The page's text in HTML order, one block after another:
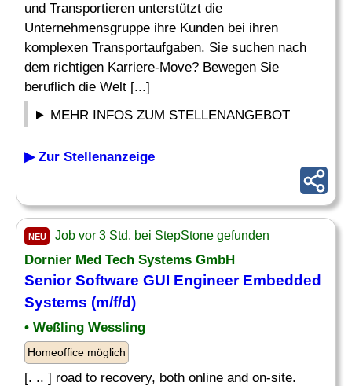
und Transportieren unterstützt die
Unternehmensgruppe ihre Kunden bei ihren
komplexen Transportaufgaben. Sie suchen nach
dem richtigen Karriere-Move? Bewegen Sie
beruflich die Welt [...]
MEHR INFOS ZUM STELLENANGEBOT
▶ Zur Stellenanzeige
NEU Job vor 3 Std. bei StepStone gefunden
Dornier Med Tech Systems GmbH
SeniorSoftware GUI Engineer Embedded
Systems (m/f/d)
• Weßling Wessling
Homeoffice möglich
[. .. ] road to recovery, both online and on-site.